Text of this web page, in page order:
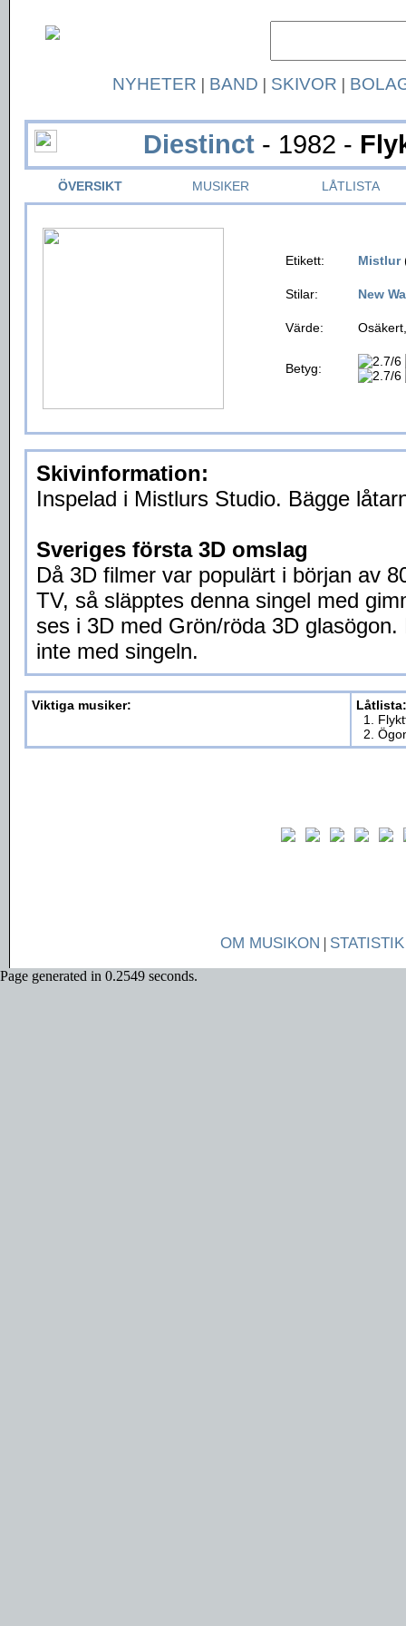
NYHETER | BAND | SKIVOR |
Diestinct - 1982 -
ÖVERSIKT MUSIKER LÅTLISTA
Etikett: Mistlur
Stilar: New
Värde:
Betyg:
Skivinformation:
Inspelad i Mistlurs Studio. Bägge
Sveriges första 3D omslag
Då 3D filmer var populärt i början av
TV, så släpptes denna singel med
ses i 3D med Grön/röda 3D
inte med singeln.
Viktiga musiker:
Låtlista:
1.
2.
OM MUSIKON | STATISTIK
Page generated in 0.2549 seconds.